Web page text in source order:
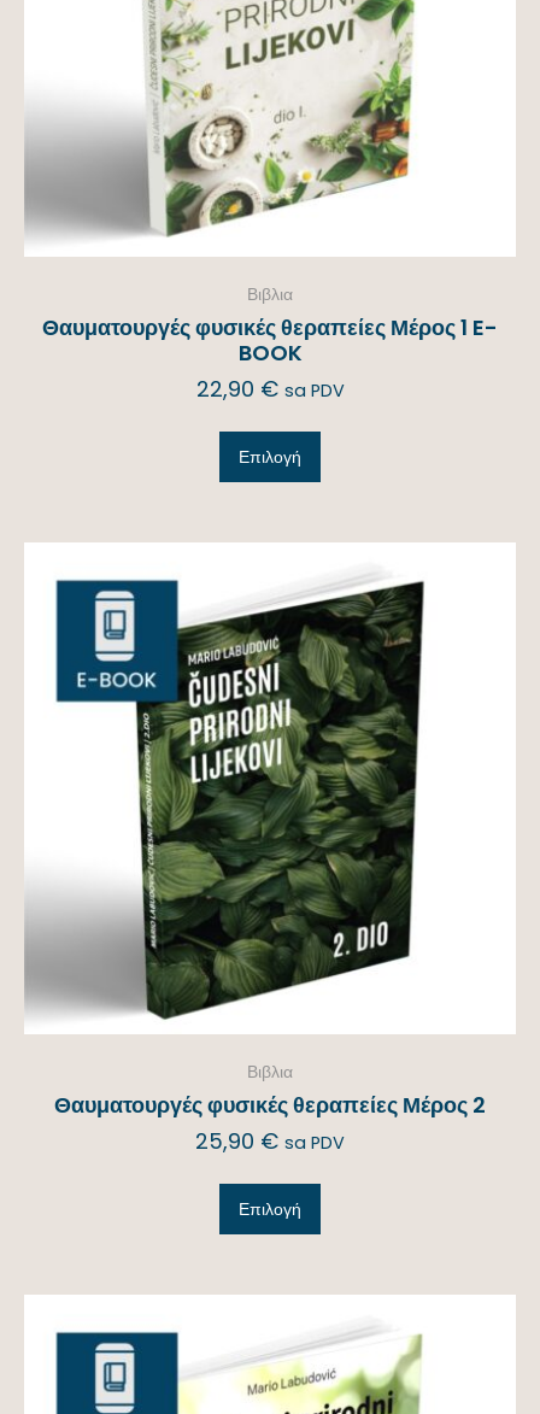
Βιβλια
Θαυματουργές φυσικές θεραπείες Μέρος 1 E-
BOOK
22,90 € sa PDV
Επιλογή
Βιβλια
Θαυματουργές φυσικές θεραπείες Μέρος 2
25,90 € sa PDV
Επιλογή